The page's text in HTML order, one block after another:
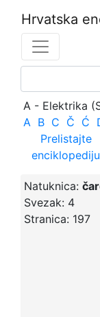
Hrvatska
A - Elektrika
A B C Č Ć
Prelistajte
enciklopediju
Natuknica:
Svezak: 4
Stranica: 197